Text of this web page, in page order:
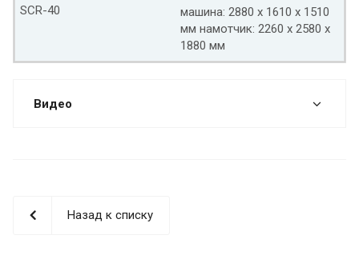
машина: 2880 x 1610 x 1510
мм намотчик: 2260 x 2580 x
1880 мм
SCR-40
Видео
Назад к списку